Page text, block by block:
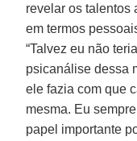
revelar os talentos
em termos
“Talvez eu não
psicanálise dessa
ele fazia com que
mesma. Eu
papel importante